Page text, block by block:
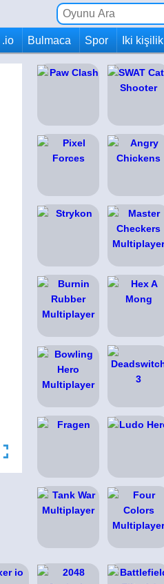
.io Bulmaca Spor Iki kişilik